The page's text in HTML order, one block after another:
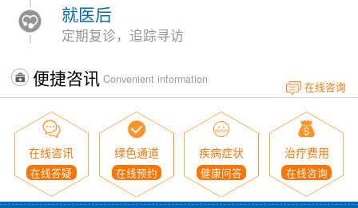
就医后
定期复诊，追踪寻访
便捷咨讯 Convenient information
在线咨询
在线咨讯
在线答疑
绿色通道
在线预约
疾病症状
健康问答
治疗费用
在线咨询